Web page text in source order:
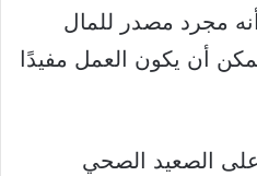
مجرد مصدر للمال
أن يكون العمل مفيدًا
على الصعيد الصحي